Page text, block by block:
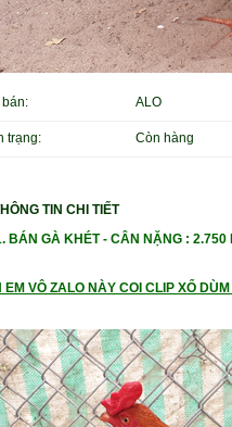
ALO
trạng: Còn hàng
TIN CHI TIẾT
BÁN GÀ KHÉT - CÂN NẶNG : 2.750
EM VÔ ZALO NÀY COI CLIP XỔ